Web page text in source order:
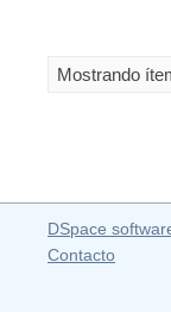
Mostrando
DSpace
Contacto